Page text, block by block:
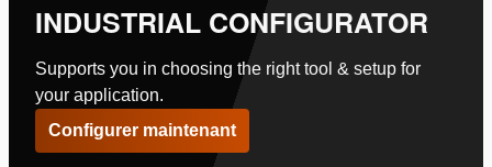
INDUSTRIAL CONFIGURATOR
Supports you in choosing the right tool & setup for
your application.
Configurer maintenant